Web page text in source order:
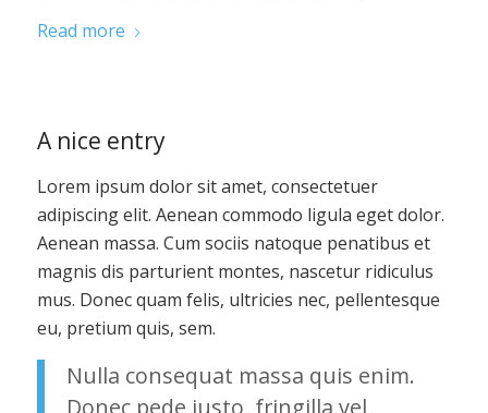
Read more
A nice entry
Lorem ipsum dolor sit amet, consectetuer
adipiscing elit. Aenean commodo ligula eget dolor.
Aenean massa. Cum sociis natoque penatibus et
magnis dis parturient montes, nascetur ridiculus
mus. Donec quam felis, ultricies nec, pellentesque
eu, pretium quis, sem.
Nulla consequat massa quis enim.